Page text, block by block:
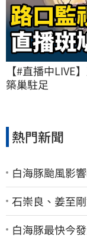
【#直播中LIVE
築巢駐足
熱門新聞
白海豚颱風影
石崇良、姜至
白海豚最快今